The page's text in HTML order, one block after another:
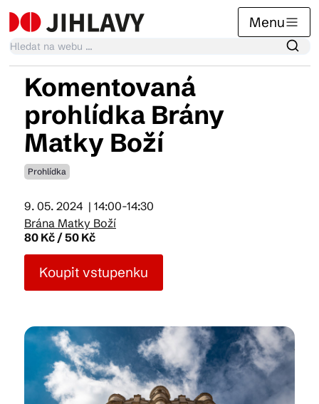
Menu
Kalendář akcí
Tradiční akce
Články
Suvenýry
Kam vyrazit
Komentovaná
prohlídka Brány
Matky Boží
Prohlídka
9. 05. 2024 | 14:00-14:30
Brána Matky Boží
80 Kč / 50 Kč
Koupit vstupenku